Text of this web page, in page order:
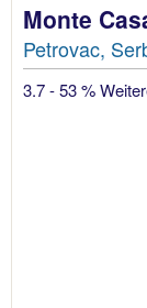
Monte
Petrovac,
3.7 - 53 %